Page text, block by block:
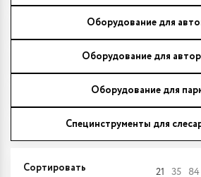
Оборудование для
Оборудование для
Оборудование для
Специнструменты для
Сортировать 21 35 84